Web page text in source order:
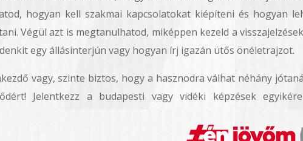
hogyan kell szakmai kapcsolatokat kiépíteni és hogyan
Végül azt is megtanulhatod, miképpen kezeld a
egy állásinterjún vagy hogyan írj igazán ütős önéletrajzot.
vagy, szinte biztos, hogy a hasznodra válhat néhány
Jelentkezz a budapesti vagy vidéki képzések